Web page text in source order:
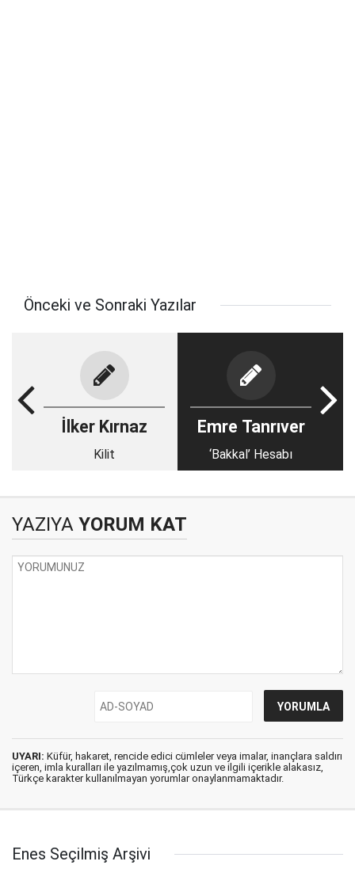
Önceki ve Sonraki Yazılar
İlker Kırnaz
Kilit
Emre Tanrıver
‘Bakkal’ Hesabı
YAZIYA YORUM KAT
UYARI: Küfür, hakaret, rencide edici cümleler veya imalar, inançlara saldırı
içeren, imla kuralları ile yazılmamış,çok uzun ve ilgili içerikle alakasız,
Türkçe karakter kullanılmayan yorumlar onaylanmamaktadır.
Enes Seçilmiş Arşivi